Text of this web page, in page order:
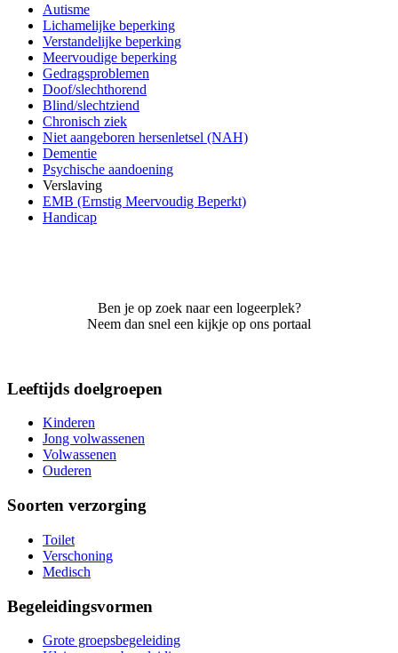
Autisme
Lichamelijke beperking
Verstandelijke beperking
Meervoudige beperking
Gedragsproblemen
Doof/slechthorend
Blind/slechtziend
Chronisch ziek
Niet aangeboren hersenletsel (NAH)
Dementie
Psychische aandoening
Verslaving
EMB (Ernstig Meervoudig Beperkt)
Handicap
Ben je op zoek naar een logeerplek?
Neem dan snel een kijkje op ons portaal
Leeftijds doelgroepen
Kinderen
Jong volwassenen
Volwassenen
Ouderen
Soorten verzorging
Toilet
Verschoning
Medisch
Begeleidingsvormen
Grote groepsbegeleiding